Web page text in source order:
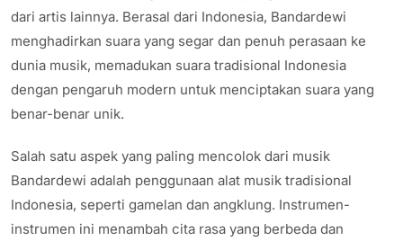
dari artis lainnya. Berasal dari Indonesia, Bandardewi
menghadirkan suara yang segar dan penuh perasaan ke
dunia musik, memadukan suara tradisional Indonesia
dengan pengaruh modern untuk menciptakan suara yang
benar-benar unik.
Salah satu aspek yang paling mencolok dari musik
Bandardewi adalah penggunaan alat musik tradisional
Indonesia, seperti gamelan dan angklung. Instrumen-
instrumen ini menambah cita rasa yang berbeda dan